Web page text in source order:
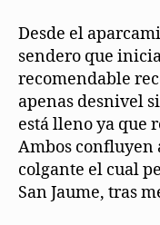
Desde el
sendero que
recomendable
apenas desnivel
está lleno ya que
Ambos confluyen
colgante el cual
San Jaume, tras